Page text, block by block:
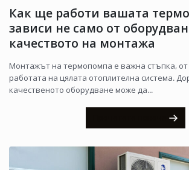
Как ще работи вашата
зависи не само от
качеството на монтажа
Монтажът на термопомпа е важна стъпка, от
работата на цялата отоплителна система.
качественото оборудване може да...